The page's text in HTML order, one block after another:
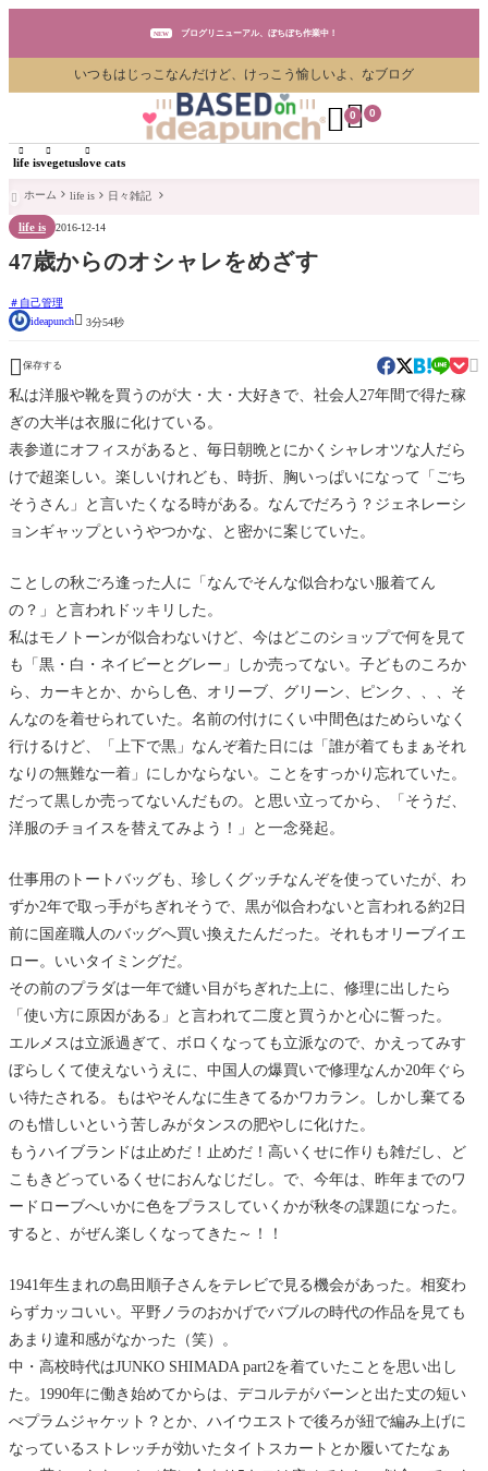
NEW ブログリニューアル、ぼちぼち作業中！
ブログリニューアル、ぼちぼち作業中！
ブログリニューアル、ぼちぼち作業中！
いつもはじっこなんだけど、けっこう愉しいよ、なブログ

life is

vegetus

love cats
 0
 0
 ホーム life is 日々雑記
life is 2016-12-14
47歳からのオシャレをめざす
自己管理
ideapunch 3分54秒
 保存する 
私は洋服や靴を買うのが大・大・大好きで、社会人27年間で得た稼
ぎの大半は衣服に化けている。
表参道にオフィスがあると、毎日朝晩とにかくシャレオツな人だら
けで超楽しい。楽しいけれども、時折、胸いっぱいになって「ごち
そうさん」と言いたくなる時がある。なんでだろう？ジェネレーシ
ョンギャップというやつかな、と密かに案じていた。
ことしの秋ごろ逢った人に「なんでそんな似合わない服着てん
の？」と言われドッキリした。
私はモノトーンが似合わないけど、今はどこのショップで何を見て
も「黒・白・ネイビーとグレー」しか売ってない。子どものころか
ら、カーキとか、からし色、オリーブ、グリーン、ピンク、、、そ
んなのを着せられていた。名前の付けにくい中間色はためらいなく
行けるけど、「上下で黒」なんぞ着た日には「誰が着てもまぁそれ
なりの無難な一着」にしかならない。ことをすっかり忘れていた。
だって黒しか売ってないんだもの。と思い立ってから、「そうだ、
洋服のチョイスを替えてみよう！」と一念発起。
仕事用のトートバッグも、珍しくグッチなんぞを使っていたが、わ
ずか2年で取っ手がちぎれそうで、黒が似合わないと言われる約2日
前に国産職人のバッグへ買い換えたんだった。それもオリーブイエ
ロー。いいタイミングだ。
その前のプラダは一年で縫い目がちぎれた上に、修理に出したら
「使い方に原因がある」と言われて二度と買うかと心に誓った。
エルメスは立派過ぎて、ボロくなっても立派なので、かえってみす
ぼらしくて使えないうえに、中国人の爆買いで修理なんか20年ぐら
い待たされる。もはやそんなに生きてるかワカラン。しかし棄てる
のも惜しいという苦しみがタンスの肥やしに化けた。
もうハイブランドは止めだ！止めだ！高いくせに作りも雑だし、ど
こもきどっているくせにおんなじだし。で、今年は、昨年までのワ
ードローブへいかに色をプラスしていくかが秋冬の課題になった。
すると、がぜん楽しくなってきた～！！
1941年生まれの島田順子さんをテレビで見る機会があった。相変わ
らずカッコいい。平野ノラのおかげでバブルの時代の作品を見ても
あまり違和感がなかった（笑）。
中・高校時代はJUNKO SHIMADA part2を着ていたことを思い出し
た。1990年に働き始めてからは、デコルテがバーンと出た丈の短い
ぺプラムジャケット？とか、ハイウエストで後ろが紐で編み上げに
なっているストレッチが効いたタイトスカートとか履いてたなぁ